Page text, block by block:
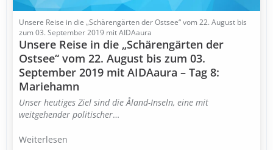
Unsere Reise in die „Schärengärten der Ostsee“ vom 22. August bis
zum 03. September 2019 mit AIDAaura
Unsere Reise in die „Schärengärten der
Ostsee“ vom 22. August bis zum 03.
September 2019 mit AIDAaura – Tag 8:
Mariehamn
Unser heutiges Ziel sind die Åland-Inseln, eine mit
weitgehender politischer…
Weiterlesen